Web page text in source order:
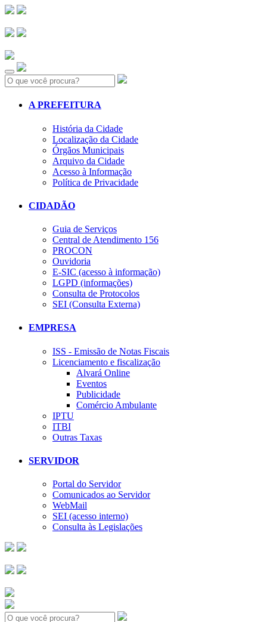
Search:
A PREFEITURA
História da Cidade
Localização da Cidade
Órgãos Municipais
Arquivo da Cidade
Acesso à Informação
Política de Privacidade
CIDADÃO
Guia de Serviços
Central de Atendimento 156
PROCON
Ouvidoria
E-SIC (acesso à informação)
LGPD (informações)
Consulta de Protocolos
SEI (Consulta Externa)
EMPRESA
ISS - Emissão de Notas Fiscais
Licenciamento e fiscalização
Alvará Online
Eventos
Publicidade
Comércio Ambulante
IPTU
ITBI
Outras Taxas
SERVIDOR
Portal do Servidor
Comunicados ao Servidor
WebMail
SEI (acesso interno)
Consulta às Legislações
Search: